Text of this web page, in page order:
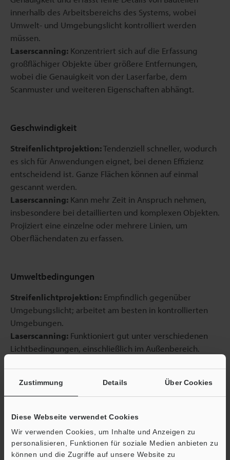
Zustimmung Details Über Cookies
Diese Webseite verwendet Cookies
Wir verwenden Cookies, um Inhalte und Anzeigen zu
personalisieren, Funktionen für soziale Medien anbieten zu
können und die Zugriffe auf unsere Website zu
innerhalb des Arbeitsbereichs des Systems, wobei
Umwelt- und Umgebungslicht kontrolliert werden
müssen.
Laserscanning: Konzentriert sich auf die Erfassung
großflächiger Objekte über größere Entfernungen,
wobei die Genauigkeit von der Laserfarbe, dem
Scanmuster und weiteren Eigenschaften abhängt.
Geschwindigkeit
Streifenlichtprojektion:Tendenziell schneller, wodurch
es sich für Anwendungen eignet, bei denen Effizienz
entscheidend ist. Ganze Flächen können auf einmal
gescannt werden.
Laserscanning: Kann mehr Zeit in Anspruch nehmen,
insbesondere bei detaillierten und komplexen Objekten.
Projiziert eine einzelne oder mehrere Linien, um
Oberflächendaten zu erfassen.
Umweltbedingungen
Streifenlichtprojektion: Empfindlich gegenüber
Umgebungslicht; arbeitet am besten in kontrollierten
Umgebungen.
Laserscanning: Funktioniert gut unter verschiedenen
Lichtbedingungen, einschließlich im Außenbereich.
Materialabhängigkeit
transparente Objekte erfordern möglicherweise die
Anwendung eines Mattierungssprays, um
Oberflächendetails genau zu erfassen.